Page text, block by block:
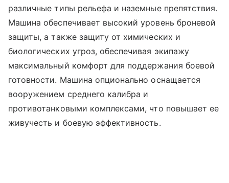
различные типы рельефа и наземные препятствия.
Машина обеспечивает высокий уровень броневой
защиты, а также защиту от химических и
биологических угроз, обеспечивая экипажу
максимальный комфорт для поддержания боевой
готовности. Машина опционально оснащается
вооружением среднего калибра и
противотанковыми комплексами, что повышает ее
живучесть и боевую эффективность.